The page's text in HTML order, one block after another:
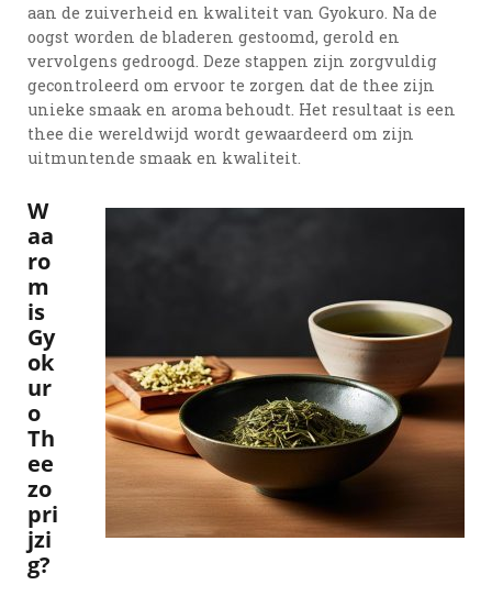
aan de zuiverheid en kwaliteit van Gyokuro. Na de
oogst worden de bladeren gestoomd, gerold en
vervolgens gedroogd. Deze stappen zijn zorgvuldig
gecontroleerd om ervoor te zorgen dat de thee zijn
unieke smaak en aroma behoudt. Het resultaat is een
thee die wereldwijd wordt gewaardeerd om zijn
uitmuntende smaak en kwaliteit.
W
aa
ro
m
is
Gy
ok
ur
o
Th
ee
zo
pri
jzi
g?